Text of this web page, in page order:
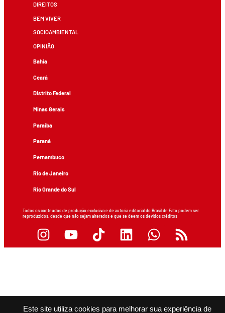
Este site utiliza cookies para melhorar sua experiência de
DIREITOS
BEM VIVER
SOCIOAMBIENTAL
OPINIÃO
Bahia
Ceará
Distrito Federal
Minas Gerais
Paraíba
Paraná
Pernambuco
Rio de Janeiro
Rio Grande do Sul
Todos os conteúdos de produção exclusiva e de autoria editorial do Brasil de Fato podem ser
reproduzidos, desde que não sejam alterados e que se deem os devidos créditos.